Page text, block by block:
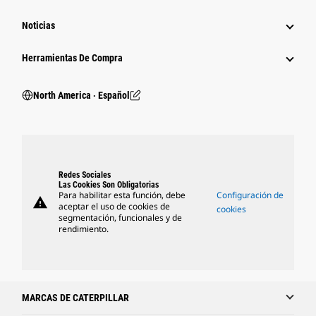
Noticias
Herramientas De Compra
North America ‧ Español
warning
Redes Sociales
Las Cookies Son Obligatorias
Para habilitar esta función, debe
aceptar el uso de cookies de
segmentación, funcionales y de
rendimiento.
Configuración de
cookies
MARCAS DE CATERPILLAR